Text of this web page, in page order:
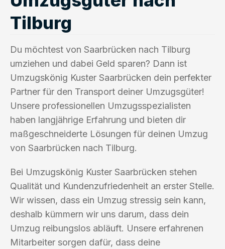
Tilburg
Du möchtest von Saarbrücken nach Tilburg
umziehen und dabei Geld sparen? Dann ist
Umzugskönig Kuster Saarbrücken dein perfekter
Partner für den Transport deiner Umzugsgüter!
Unsere professionellen Umzugsspezialisten
haben langjährige Erfahrung und bieten dir
maßgeschneiderte Lösungen für deinen Umzug
von Saarbrücken nach Tilburg.
Bei Umzugskönig Kuster Saarbrücken stehen
Qualität und Kundenzufriedenheit an erster Stelle.
Wir wissen, dass ein Umzug stressig sein kann,
deshalb kümmern wir uns darum, dass dein
Umzug reibungslos abläuft. Unsere erfahrenen
Mitarbeiter sorgen dafür, dass deine